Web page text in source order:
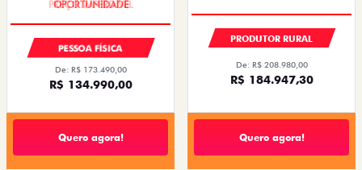
PESSOA FÍSICA
De: R$ 173.490,00
R$ 134.990,00
Quero agora!
PRODUTOR RURAL
De: R$ 208.980,00
R$ 184.947,30
Quero agora!